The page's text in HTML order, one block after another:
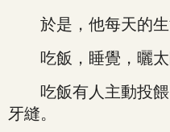
於是，他每天的生
吃飯，睡覺，曬太
吃飯有人主動投餵
牙縫。